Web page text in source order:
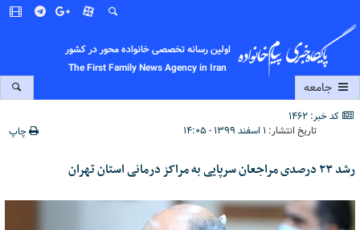
اولین رسانه تخصصی خانواده محور در کشور
The First Family News Agency in Iran
جامعه
کد خبر: 1462
تاریخ انتشار: ۱ اسفند ۱۳۹۹ - ۱۴:۰۵ چاپ
رشد ۲۳ درصدی مراجعان سرپایی به مراکز درمانی استان تهران